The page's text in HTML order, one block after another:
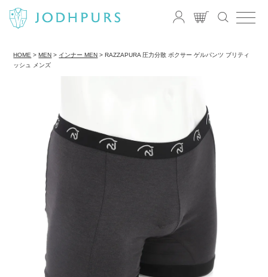
HOME MEN インナー MEN
RAZZAPURA 圧力分散 ボクサー ゲルパンツ ブリティ
ッシュ メンズ